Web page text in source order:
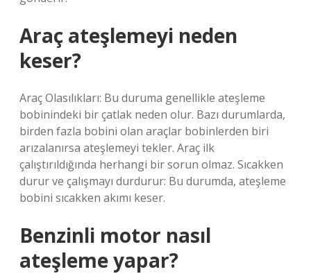
Araç ateşlemeyi neden
keser?
Araç Olasılıkları: Bu duruma genellikle ateşleme
bobinindeki bir çatlak neden olur. Bazı durumlarda,
birden fazla bobini olan araçlar bobinlerden biri
arızalanırsa ateşlemeyi tekler. Araç ilk
çalıştırıldığında herhangi bir sorun olmaz. Sıcakken
durur ve çalışmayı durdurur: Bu durumda, ateşleme
bobini sıcakken akımı keser.
Benzinli motor nasıl
ateşleme yapar?